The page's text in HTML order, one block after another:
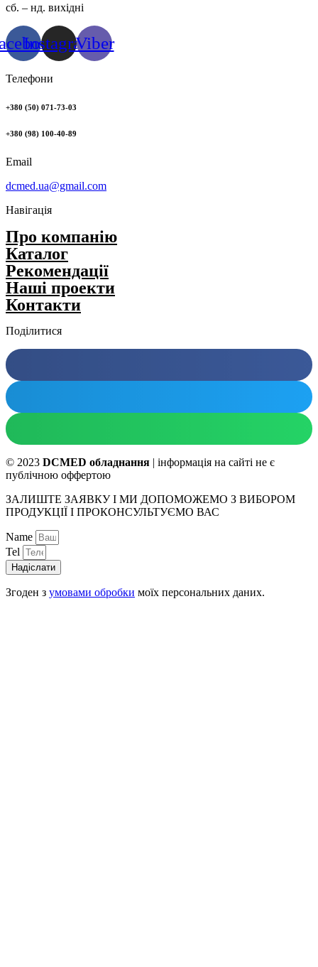
сб. – нд. вихідні
InstagramViber
Телефони
+380 (50) 071-73-03
+380 (98) 100-40-89
Email
dcmed.ua@gmail.com
Навігація
Про компанію
Каталог
Рекомендації
Нашi проекти
Контакти
Поділитися
© 2023 DCMED обладнання | інформація на сайті не є
публічною оффертою
ЗАЛИШТЕ ЗАЯВКУ І МИ ДОПОМОЖЕМО З ВИБОРОМ
ПРОДУКЦІЇ І ПРОКОНСУЛЬТУЄМО ВАС
Name
Tel
Надіслати
Згоден з умовами обробки моїх персональних даних.